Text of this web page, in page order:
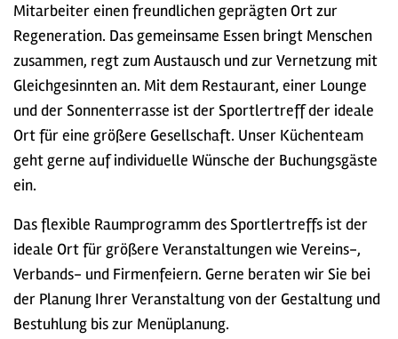
Mitarbeiter einen freundlichen geprägten Ort zur
Regeneration. Das gemeinsame Essen bringt Menschen
zusammen, regt zum Austausch und zur Vernetzung mit
Gleichgesinnten an. Mit dem Restaurant, einer Lounge
und der Sonnenterrasse ist der Sportlertreff der ideale
Ort für eine größere Gesellschaft. Unser Küchenteam
geht gerne auf individuelle Wünsche der Buchungsgäste
ein.
Das flexible Raumprogramm des Sportlertreffs ist der
ideale Ort für größere Veranstaltungen wie Vereins-,
Verbands- und Firmenfeiern. Gerne beraten wir Sie bei
der Planung Ihrer Veranstaltung von der Gestaltung und
Bestuhlung bis zur Menüplanung.